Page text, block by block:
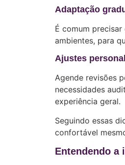
Adaptação
É comum
ambientes, para
Ajustes
Agende revisões
necessidades
experiência geral.
Seguindo essas
confortável
Entendendo a